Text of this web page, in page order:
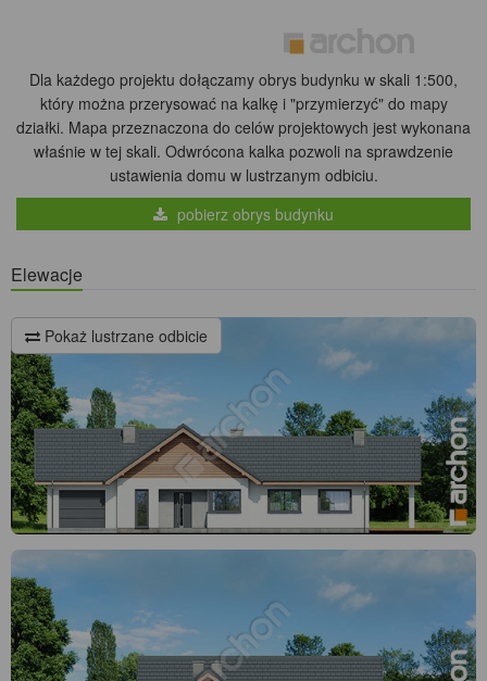
Dla każdego projektu dołączamy obrys budynku w skali 1:500,
który można przerysować na kalkę i "przymierzyć" do mapy
działki. Mapa przeznaczona do celów projektowych jest wykonana
właśnie w tej skali. Odwrócona kalka pozwoli na sprawdzenie
ustawienia domu w lustrzanym odbiciu.
pobierz obrys budynku
Elewacje
Pokaż lustrzane odbicie